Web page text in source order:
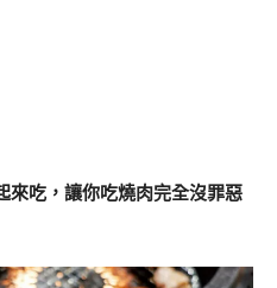
來吃，讓你吃燒肉完全沒罪惡